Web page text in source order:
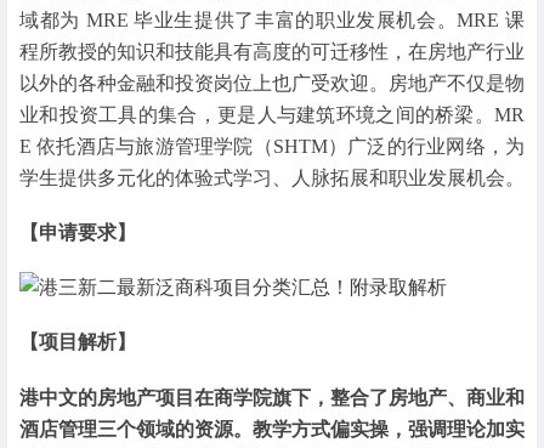
域都为 MRE 毕业生提供了丰富的职业发展机会。MRE 课
程所教授的知识和技能具有高度的可迁移性，在房地产行业
以外的各种金融和投资岗位上也广受欢迎。房地产不仅是物
业和投资工具的集合，更是人与建筑环境之间的桥梁。MR
E 依托酒店与旅游管理学院（SHTM）广泛的行业网络，为
学生提供多元化的体验式学习、人脉拓展和职业发展机会。
【申请要求】
【项目解析】
港中文的房地产项目在商学院旗下，整合了房地产、商业和
酒店管理三个领域的资源。教学方式偏实操，强调理论加实